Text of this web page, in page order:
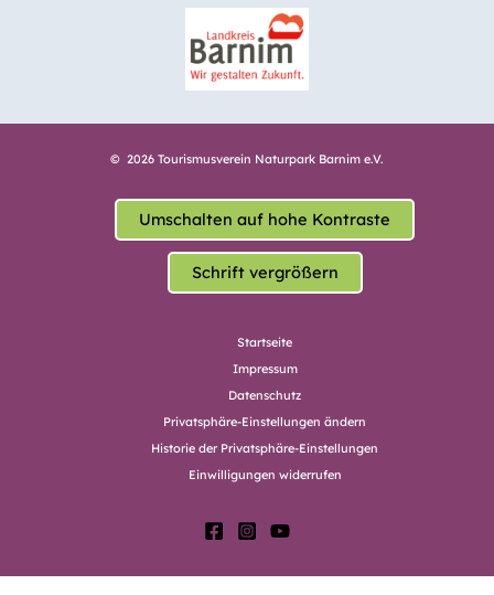
© 2026 Tourismusverein Naturpark Barnim e.V.
Umschalten auf hohe Kontraste
Schrift vergrößern
Startseite
Impressum
Datenschutz
Privatsphäre-Einstellungen ändern
Historie der Privatsphäre-Einstellungen
Einwilligungen widerrufen